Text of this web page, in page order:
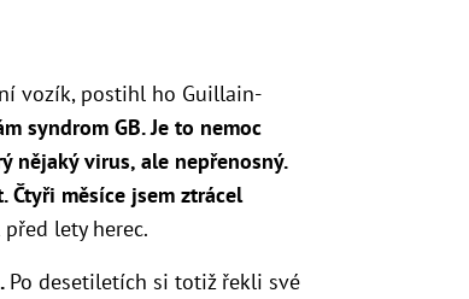
vozík, postihl ho Guillain-
syndrom GB. Je to nemoc
nějaký virus, ale nepřenosný.
Čtyři měsíce jsem ztrácel
lety herec.
Po desetiletích si totiž řekli své